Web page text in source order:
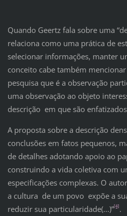
Quando Geertz fala sobre uma
relaciona como uma prática de
selecionar informações, manter
conceito cabe também
pesquisa que é a observação
uma observação ao objeto
descrição em que são
A proposta sobre a descrição
conclusões em fatos pequenos,
de detalhes adotando apoio ao
construindo a vida coletiva com
especificações complexas. O
a cultura de um povo expõe a
reduzir sua particularidade(...)”[4].